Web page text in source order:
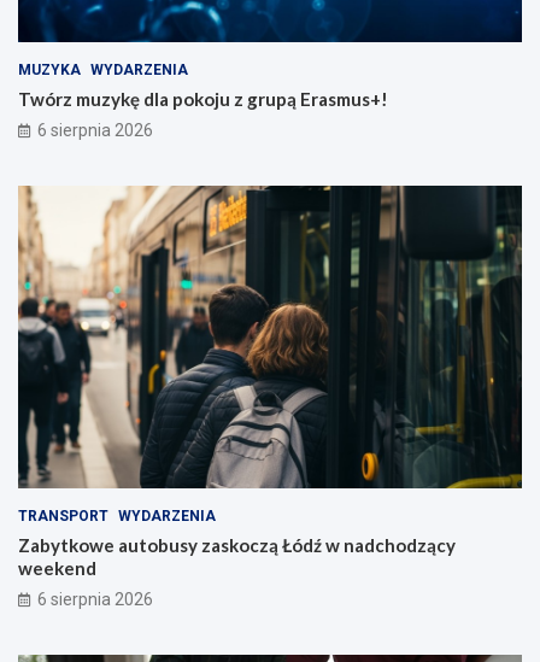
MUZYKA WYDARZENIA
Twórz muzykę dla pokoju z grupą Erasmus+!
6 sierpnia 2026
TRANSPORT WYDARZENIA
Zabytkowe autobusy zaskoczą Łódź w nadchodzący
weekend
6 sierpnia 2026